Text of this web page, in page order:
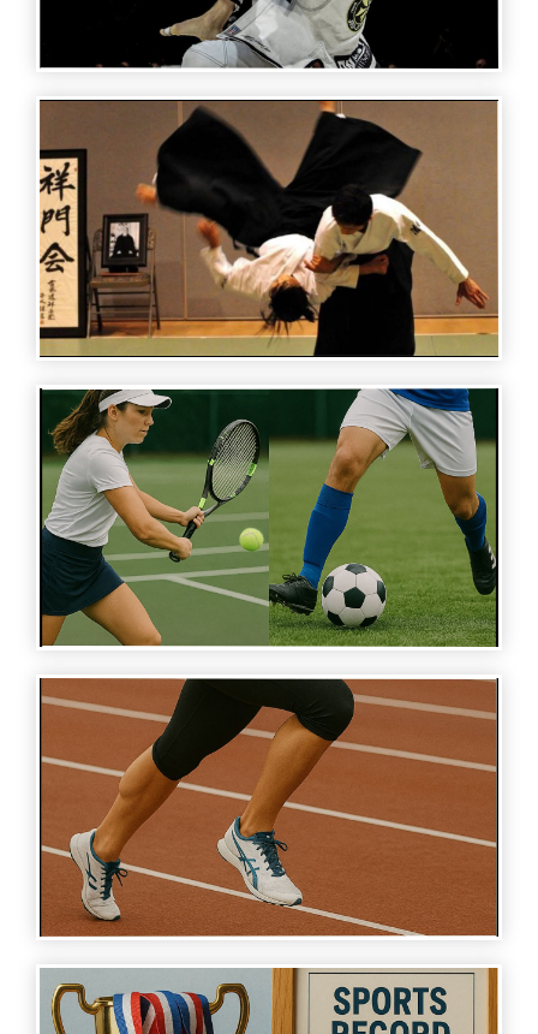
SPORTS STORIES - BRAZILIAN JIU JITSU
SPORTS STORIES - AIKIDO
SPORTS STORIES - ARMENIAN LEGENDS 03